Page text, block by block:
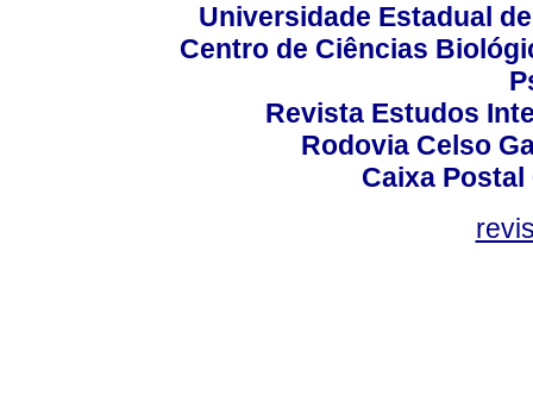
Universidade Estadual
Centro de Ciências
Revista Estudos
Rodovia Celso
Caixa Postal